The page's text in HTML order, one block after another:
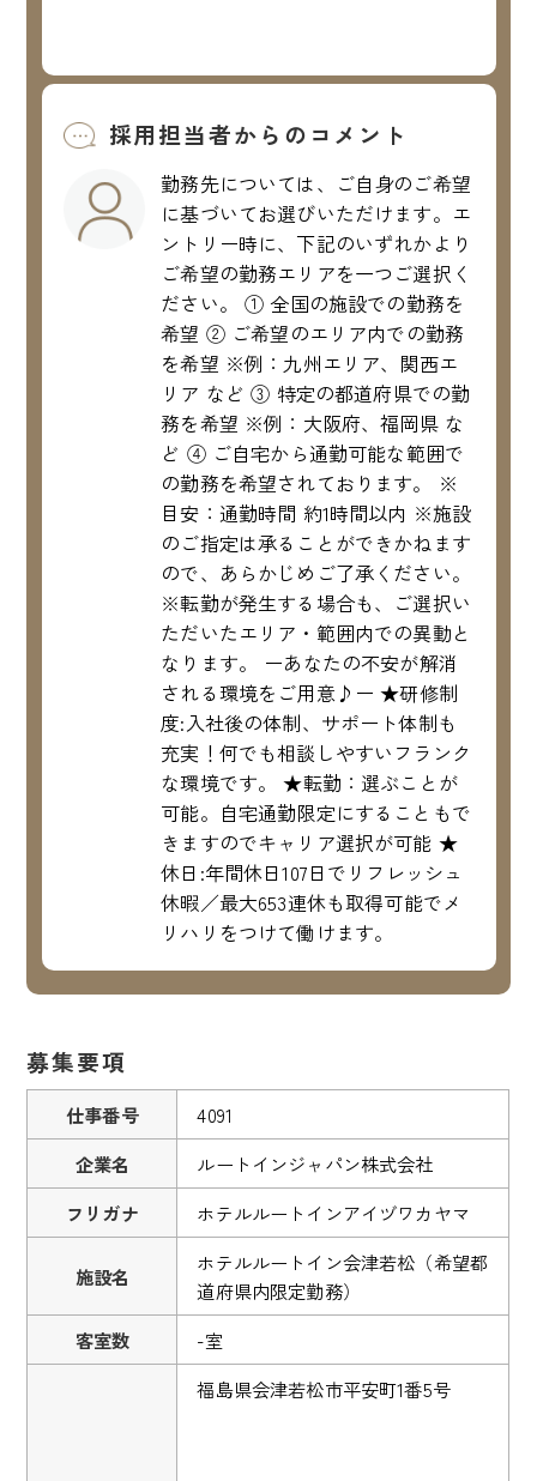
採用担当者からのコメント
勤務先については、ご自身のご希望
に基づいてお選びいただけます。エ
ントリー時に、下記のいずれかより
ご希望の勤務エリアを一つご選択く
ださい。 ① 全国の施設での勤務を
希望 ② ご希望のエリア内での勤務
を希望 ※例：九州エリア、関西エ
リア など ③ 特定の都道府県での勤
務を希望 ※例：大阪府、福岡県 な
ど ④ ご自宅から通勤可能な範囲で
の勤務を希望されております。 ※
目安：通勤時間 約1時間以内 ※施設
のご指定は承ることができかねます
ので、あらかじめご了承ください。
※転勤が発生する場合も、ご選択い
ただいたエリア・範囲内での異動と
なります。 ーあなたの不安が解消
される環境をご用意♪ー ★研修制
度:入社後の体制、サポート体制も
充実！何でも相談しやすいフランク
な環境です。 ★転勤：選ぶことが
可能。自宅通勤限定にすることもで
きますのでキャリア選択が可能 ★
休日:年間休日107日でリフレッシュ
休暇／最大653連休も取得可能でメ
リハリをつけて働けます。
募集要項
仕事番号
4091
企業名
ルートインジャパン株式会社
フリガナ
ホテルルートインアイヅワカヤマ
施設名
ホテルルートイン会津若松（希望都
道府県内限定勤務）
客室数
-室
福島県会津若松市平安町1番5号